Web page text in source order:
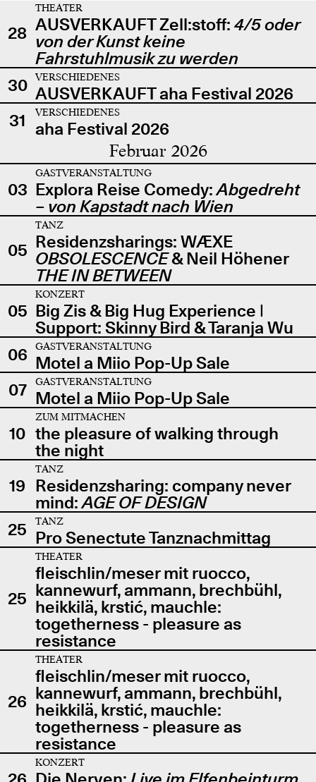
28
THEATER
AUSVERKAUFT Zell:stoff: 4/5 oder
von der Kunst keine
Fahrstuhlmusik zu werden
30
VERSCHIEDENES
AUSVERKAUFT aha Festival 2026
31
VERSCHIEDENES
aha Festival 2026
Februar 2026
03
GASTVERANSTALTUNG
Explora Reise Comedy:Abgedreht
– von Kapstadt nach Wien
05
TANZ
Residenzsharings: WÆXE
OBSOLESCENCE& Neil Höhener
THE IN BETWEEN
05
KONZERT
Big Zis & Big Hug Experience |
Support: Skinny Bird & Taranja Wu
06
GASTVERANSTALTUNG
Motel a Miio Pop-Up Sale
07
GASTVERANSTALTUNG
Motel a Miio Pop-Up Sale
10
ZUM MITMACHEN
the pleasure of walking through
the night
19
TANZ
Residenzsharing: company never
mind:AGE OF DESIGN
25
TANZ
Pro Senectute Tanznachmittag
25
THEATER
fleischlin/meser mit ruocco,
kannewurf, ammann, brechbühl,
heikkilä, krstić, mauchle:
togetherness - pleasure as
resistance
26
THEATER
fleischlin/meser mit ruocco,
kannewurf, ammann, brechbühl,
heikkilä, krstić, mauchle:
togetherness - pleasure as
resistance
KONZERT